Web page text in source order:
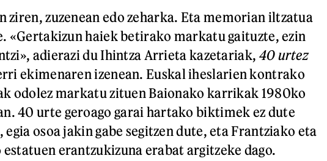
ziren, zuzenean edo zeharka. Eta memorian iltzatua
«Gertakizun haiek betirako markatu gaituzte, ezin
adierazi du Ihintza Arrieta kazetariak, 40 urtez
ekimenaren izenean. Euskal iheslarien kontrako
odolez markatu zituen Baionako karrikak 1980ko
40 urte geroago garai hartako biktimek ez dute
osoa jakin gabe segitzen dute, eta Frantziako eta
estatuen erantzukizuna erabat argitzeke dago.